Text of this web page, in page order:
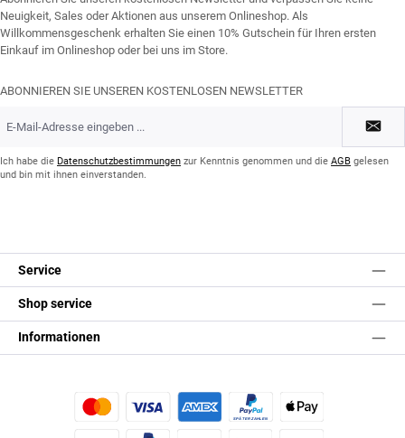
Neuigkeit, Sales oder Aktionen aus unserem Onlineshop. Als
Willkommensgeschenk erhalten Sie einen 10% Gutschein für Ihren ersten
Einkauf im Onlineshop oder bei uns im Store.
ABONNIEREN SIE UNSEREN KOSTENLOSEN NEWSLETTER
Mail-
*Ich habe die Datenschutzbestimmungen zur Kenntnis genommen und die AGB gelesen
und bin mit ihnen einverstanden.
Service
Shop service
Informationen
Kredit- oder Debitkarte Später BezahlenApple Pay